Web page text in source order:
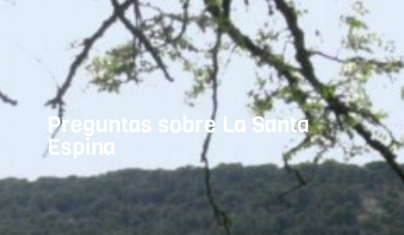
Preguntas sobre La Santa
Espina